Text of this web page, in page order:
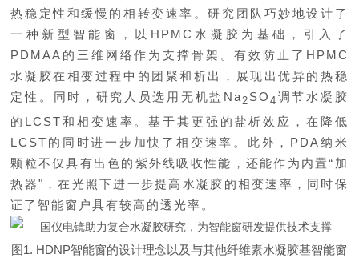
热稳定性和缓慢的相转变速率。研究团队巧妙地设计了
一种新型智能窗，以HPMC水凝胶为基础，引入了
PDMAA的三维网络作为支撑骨架。有效防止了HPMC
水凝胶在相变过程中的团聚和析出，展现出优异的热稳
定性。同时，研究人员选用无机盐Na2 SO 4 调节水凝胶
的LCST和相变速率。基于其更强的盐析效应，在降低
LCST的同时进一步加快了相变速率。此外，PDA纳米
颗粒不仅具有出色的紫外线吸收性能，还能作为内置“加
热器"，在光照下进一步提高水凝胶的相变速率，同时保
证了智能窗户具有较高的透光率。
图1. HDNP智能窗的设计理念以及与其他纤维素水凝胶基智能窗